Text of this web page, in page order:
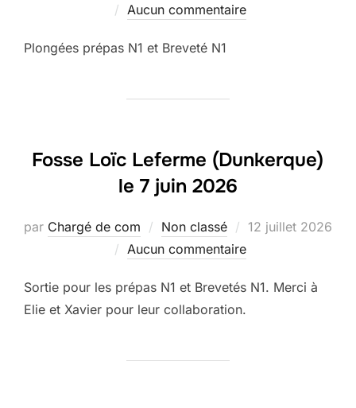
Aucun commentaire
Plongées prépas N1 et Breveté N1
Fosse Loïc Leferme (Dunkerque)
le 7 juin 2026
par Chargé de com Non classé
Publié
12 juillet 2026
Aucun commentaire
Sortie pour les prépas N1 et Brevetés N1. Merci à
Elie et Xavier pour leur collaboration.